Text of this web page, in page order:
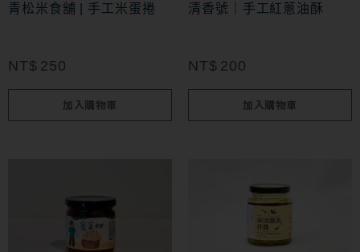
青松米食舖 | 手工米蛋捲
NT$ 250
加入購物車
清香號｜手工紅蔥油酥
NT$ 200
加入購物車